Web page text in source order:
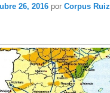
26, 2016 porCorpus Ruiz